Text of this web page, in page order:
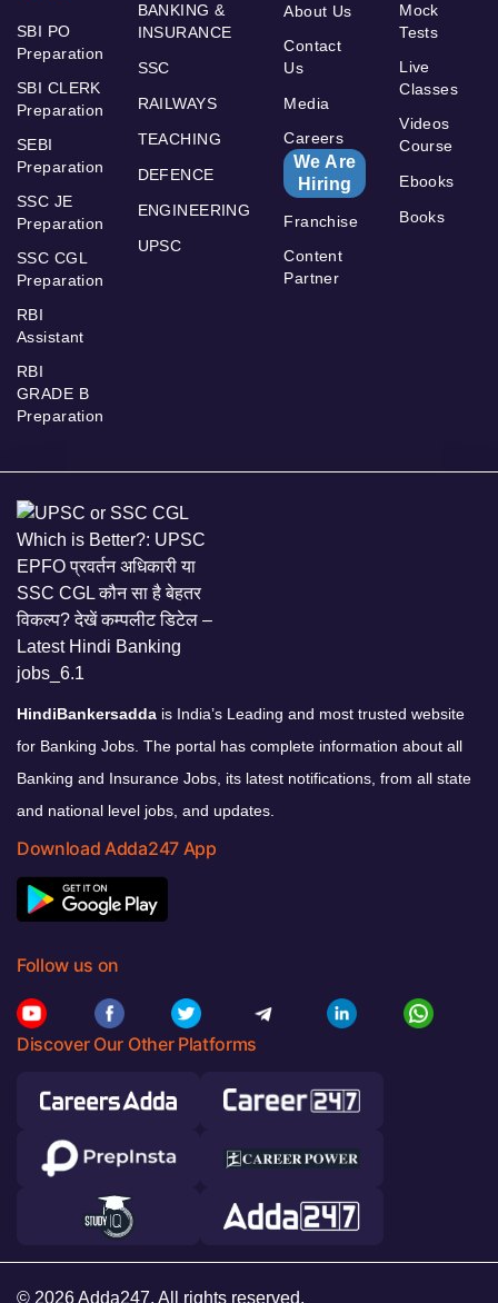
SBI PO
Preparation
SBI CLERK
Preparation
SEBI
Preparation
SSC JE
Preparation
SSC CGL
Preparation
RBI
Assistant
RBI
GRADE B
Preparation
BANKING &
INSURANCE
SSC
RAILWAYS
TEACHING
DEFENCE
ENGINEERING
UPSC
About Us
Contact
Us
Media
Careers
We Are
Hiring
Franchise
Content
Partner
Mock
Tests
Live
Classes
Videos
Course
Ebooks
Books
HindiBankersadda is India’s Leading and most trusted website
for Banking Jobs. The portal has complete information about all
Banking and Insurance Jobs, its latest notifications, from all state
and national level jobs, and updates.
Download Adda247 App
Follow us on
Discover Our Other Platforms
© 2026 Adda247. All rights reserved.